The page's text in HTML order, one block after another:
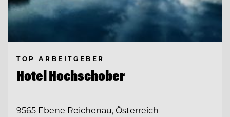
TOP ARBEITGEBER
Hotel Hochschober
9565 Ebene Reichenau, Österreich